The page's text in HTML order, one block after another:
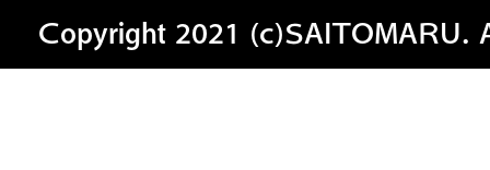
Copyright 2021 (c)SAITOMARU.